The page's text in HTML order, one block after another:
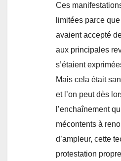
Ces
limitées parce
avaient accepté
aux principales
s’étaient
Mais cela était
et l’on peut dès
l’enchaînement
mécontents à
d’ampleur, cette
protestation